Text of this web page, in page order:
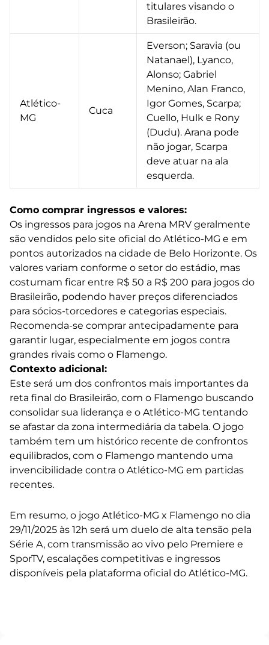
titulares visando o
Brasileirão.
Atlético-
MG
Cuca
Everson; Saravia (ou
Natanael), Lyanco,
Alonso; Gabriel
Menino, Alan Franco,
Igor Gomes, Scarpa;
Cuello, Hulk e Rony
(Dudu). Arana pode
não jogar, Scarpa
deve atuar na ala
esquerda.
Como comprar ingressos e valores:
Os ingressos para jogos na Arena MRV geralmente
são vendidos pelo site oficial do Atlético-MG e em
pontos autorizados na cidade de Belo Horizonte. Os
valores variam conforme o setor do estádio, mas
costumam ficar entre R$ 50 a R$ 200 para jogos do
Brasileirão, podendo haver preços diferenciados
para sócios-torcedores e categorias especiais.
Recomenda-se comprar antecipadamente para
garantir lugar, especialmente em jogos contra
grandes rivais como o Flamengo.
Contexto adicional:
Este será um dos confrontos mais importantes da
reta final do Brasileirão, com o Flamengo buscando
consolidar sua liderança e o Atlético-MG tentando
se afastar da zona intermediária da tabela. O jogo
também tem um histórico recente de confrontos
equilibrados, com o Flamengo mantendo uma
invencibilidade contra o Atlético-MG em partidas
recentes.
Em resumo, o jogo Atlético-MG x Flamengo no dia
29/11/2025 às 12h será um duelo de alta tensão pela
Série A, com transmissão ao vivo pelo Premiere e
SporTV, escalações competitivas e ingressos
disponíveis pela plataforma oficial do Atlético-MG.